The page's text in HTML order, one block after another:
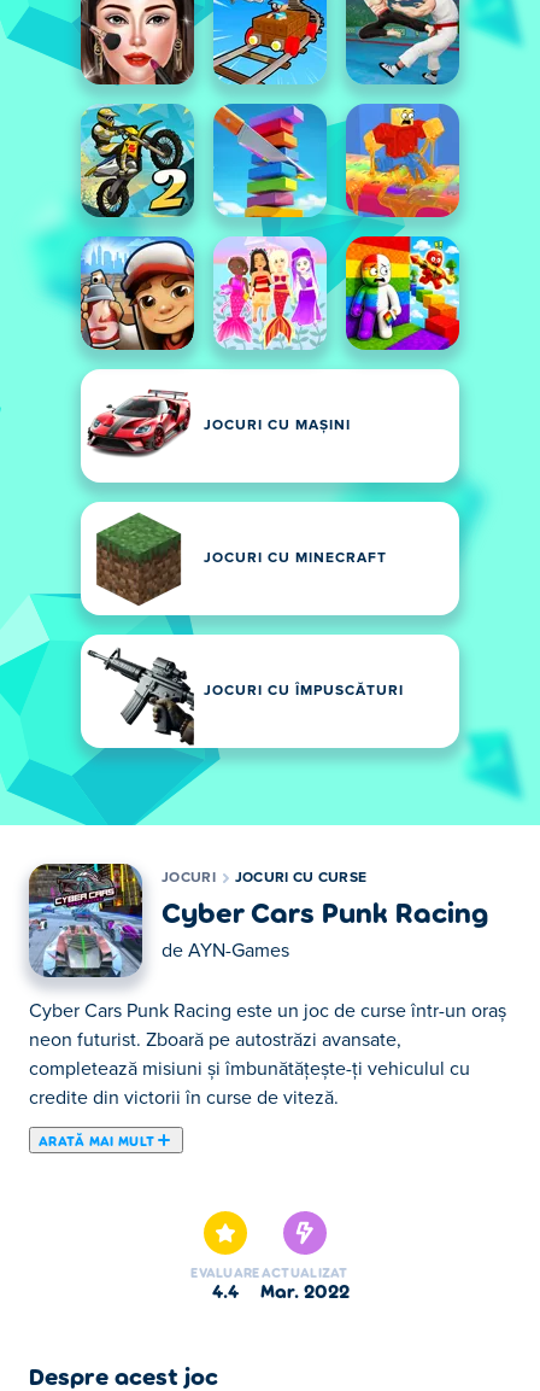
JOCURI CU MAȘINI
JOCURI CU MINECRAFT
JOCURI CU ÎMPUSCĂTURI
JOCURI JOCURI CU CURSE
Cyber Cars Punk Racing
de AYN-Games
Cyber Cars Punk Racing este un joc de curse într-un oraș
neon futurist. Zboară pe autostrăzi avansate,
completează misiuni și îmbunătățește-ți vehiculul cu
credite din victorii în curse de viteză.
ARATĂ MAI MULT
EVALUARE
4.4
ACTUALIZAT
mar. 2022
Despre acest joc